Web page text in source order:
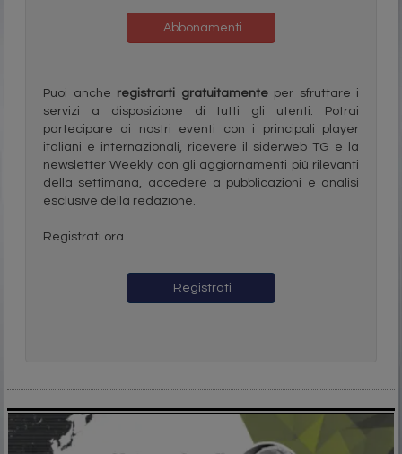
Abbonamenti
Puoi anche registrarti gratuitamenteper sfruttare i
servizi a disposizione di tutti gli utenti. Potrai
partecipare ai nostri eventi con i principali player
italiani e internazionali, ricevere il siderweb TG e la
newsletter Weekly con gli aggiornamenti più rilevanti
della settimana, accedere a pubblicazioni e analisi
esclusive della redazione.
Registrati ora.
Registrati